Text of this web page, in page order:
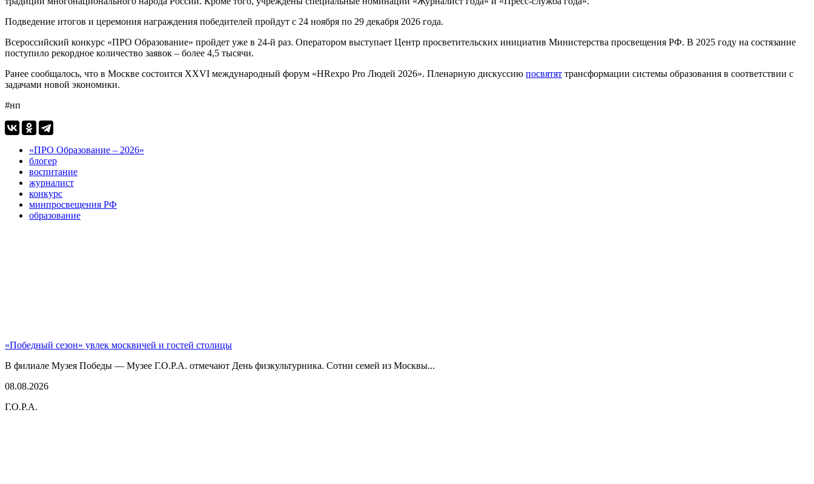
Подведение итогов и церемония награждения победителей пройдут с 24 ноября по 29 декабря 2026 года.
Всероссийский конкурс «ПРО Образование» пройдет уже в 24-й раз. Оператором выступает Центр просветительских инициатив Министерства просвещения РФ. В 2025 году на состязание
поступило рекордное количество заявок – более 4,5 тысячи.
Ранее сообщалось, что в Москве состоится XXVI международный форум «HRexpo Pro Людей 2026». Пленарную дискуссию посвятят трансформации системы образования в соответствии с
задачами новой экономики.
#нп
«ПРО Образование – 2026»
блогер
воспитание
журналист
конкурс
минпросвещения РФ
образование
«Победный сезон» увлек москвичей и гостей столицы
В филиале Музея Победы — Музее Г.О.Р.А. отмечают День физкультурника. Сотни семей из Москвы...
08.08.2026
Г.О.Р.А.